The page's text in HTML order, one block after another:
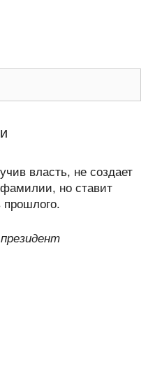
власть, не создает
фамилии, но ставит